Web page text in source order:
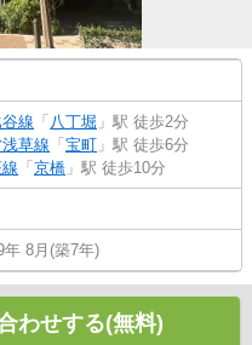
谷線 「 八丁堀 」駅 徒歩2分
草線 「 宝町 」駅 徒歩6分
「 京橋 」駅 徒歩10分
年 8月(築7年)
わせする(無料)